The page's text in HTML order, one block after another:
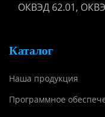
ОКВЭД 62.01,
Каталог
Наша продукция
Программное